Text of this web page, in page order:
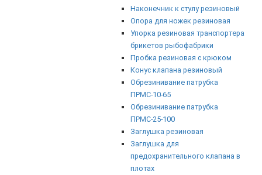
Наконечник к стулу резиновый
Опора для ножек резиновая
Упорка резиновая транспортера
брикетов рыбофабрики
Пробка резиновая с крюком
Конус клапана резиновый
Обрезинивание патрубка
ПРМС-10-65
Обрезинивание патрубка
ПРМС-25-100
Заглушка резиновая
Заглушка для
предохранительного клапана в
плотах